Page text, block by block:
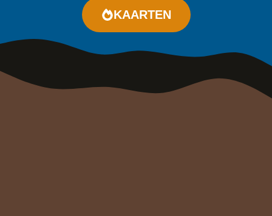
KAARTEN